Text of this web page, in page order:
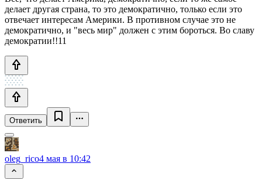
делает другая страна, то это демократично, только если это
отвечает интересам Америки. В противном случае это не
демократично, и "весь мир" должен с этим бороться. Во славу
демократии!!11
Ответить
oleg_rico4 мая в 10:42